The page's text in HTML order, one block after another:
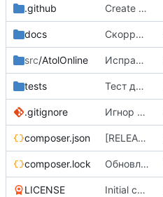
.github Create FUNDING.yml
docs Скорректированы ссылки в документации
src/AtolOnline Исправил обратно неисправную проверку количеств в массивах, удалил лишние исключения. Это была плохая идея.
tests Тест для схем документов
.gitignore Игнор файла-песочницы
composer.json [RELEASE] v0.1.1-b
composer.lock Обновление зависимостей
LICENSE Initial commit, v0.1.0-b